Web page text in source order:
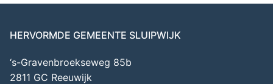
HERVORMDE GEMEENTE SLUIPWIJK
‘s-Gravenbroekseweg 85b
2811 GC Reeuwijk